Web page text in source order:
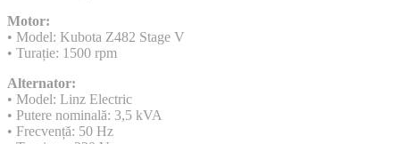
Motor:
• Model: Kubota Z482 Stage V
• Turație: 1500 rpm
Alternator:
• Model: Linz Electric
• Putere nominală: 3,5 kVA
• Frecvență: 50 Hz